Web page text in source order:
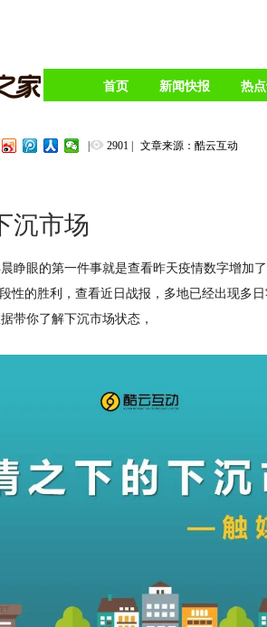
首页 新闻快报 热
| 2901 | 文章来源：酷云互动
沉市场
睁眼的第一件事就是查看昨天疫情数字增加
性的胜利，查看近日战报，多地已经出现多
带你了解下沉市场状态，